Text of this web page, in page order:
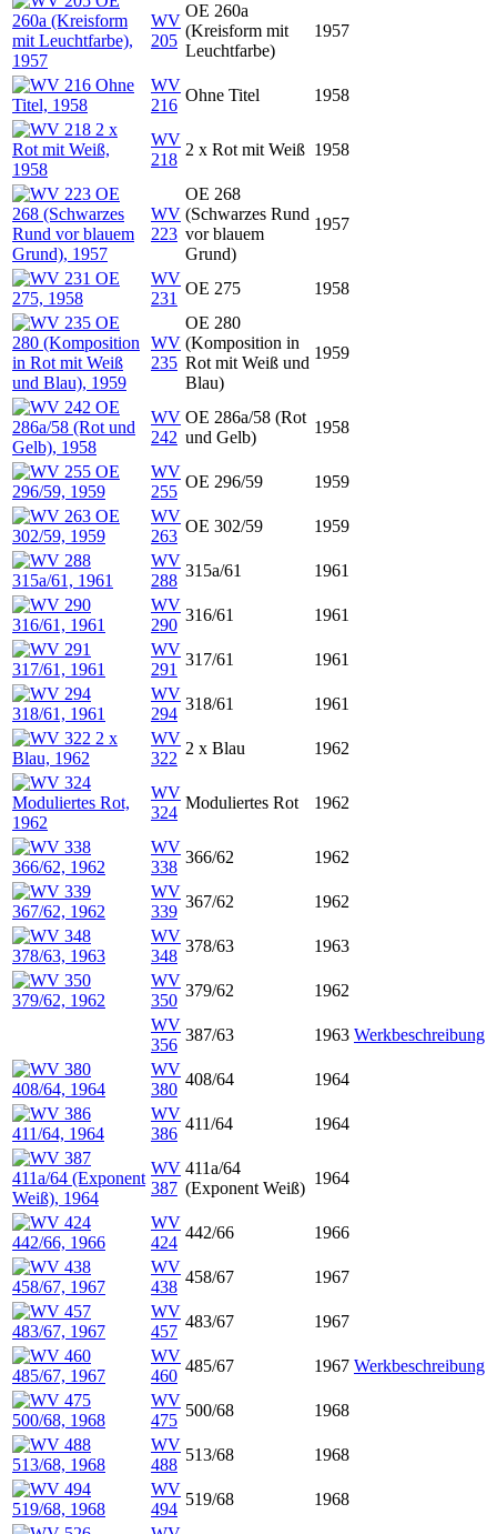
WV
205
OE 260a
(Kreisform mit
Leuchtfarbe)
1957
WV
216
Ohne Titel 1958
WV
218
2 x Rot mit Weiß 1958
WV
223
OE 268
(Schwarzes Rund
vor blauem
Grund)
1957
WV
231
OE 275 1958
WV
235
OE 280
(Komposition in
Rot mit Weiß und
Blau)
1959
WV
242
OE 286a/58 (Rot
und Gelb)
1958
WV
255
OE 296/59
1959
WV
263
OE 302/59
1959
WV
288
315a/61
1961
WV
290
316/61
1961
WV
291
317/61
1961
WV
294
318/61
1961
WV
322
2 x Blau 1962
WV
324
Moduliertes Rot 1962
WV
338
366/62
1962
WV
339
367/62
1962
WV
348
378/63
1963
WV
350
379/62
1962
WV
356
387/63 1963 Werkbeschreibung
WV
380
408/64
1964
WV
386
411/64 1964
WV
387
411a/64
(Exponent Weiß)
1964
WV
424
442/66
1966
WV
438
458/67
1967
WV
457
483/67
1967
WV
460
485/67 1967 Werkbeschreibung
WV
475
500/68
1968
WV
488
513/68
1968
WV
494
519/68
1968